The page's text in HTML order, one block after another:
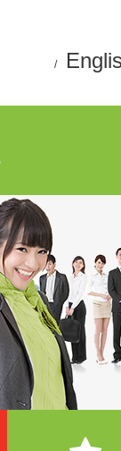
/